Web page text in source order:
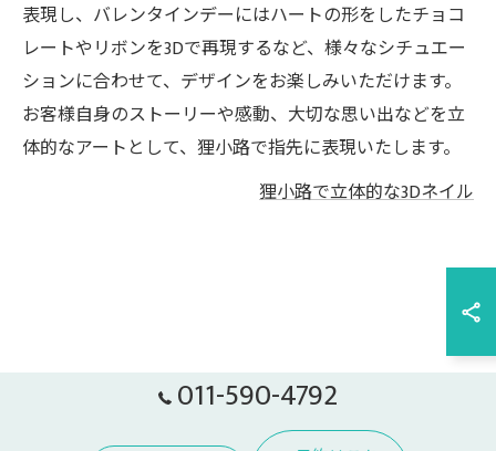
表現し、バレンタインデーにはハートの形をしたチョコ
レートやリボンを3Dで再現するなど、様々なシチュエー
ションに合わせて、デザインをお楽しみいただけます。
お客様自身のストーリーや感動、大切な思い出などを立
体的なアートとして、狸小路で指先に表現いたします。
狸小路で立体的な3Dネイル
011-590-4792